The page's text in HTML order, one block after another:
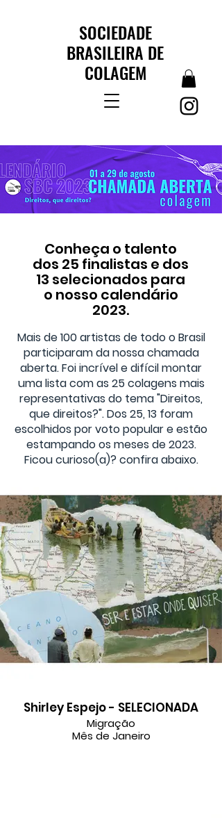
SOCIEDADE
BRASILEIRA DE
COLAGEM
Conheça o talento
dos 25 finalistas e dos
13 selecionados para
o nosso calendário
2023.
Mais de 100 artistas de todo o Brasil
participaram da nossa chamada
aberta. Foi incrível e difícil montar
uma lista com as 25 colagens mais
representativas do tema "Direitos,
que direitos?". Dos 25, 13 foram
escolhidos por voto popular e estão
estampando os meses de 2023.
Ficou curioso(a)? confira abaixo.
Shirley Espejo - SELECIONADA
Migração
Mês de Janeiro